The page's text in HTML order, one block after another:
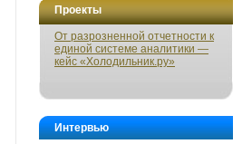
Проекты
От разрозненной отчетности к
единой системе аналитики —
кейс «Холодильник.ру»
Интервью